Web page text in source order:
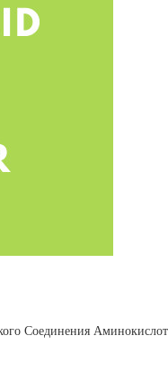
Соединения